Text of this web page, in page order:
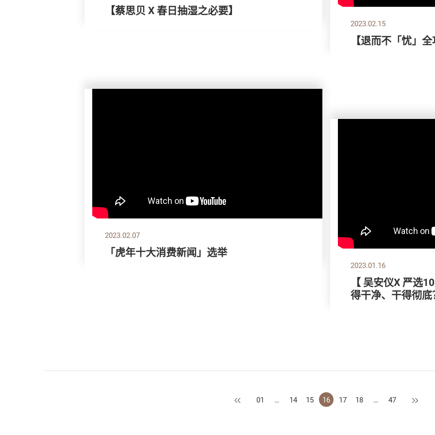
【蔡思贝 X 春日抽湿之必要】
2023.02.15
【退而不「忧」
2023.02.07
「虎年十大消费新闻」选举
2023.01.16
【 吴安仪X 严选
得干净、干得彻底
上一页
01 … 14 15 16 17 18 … 47 下一页